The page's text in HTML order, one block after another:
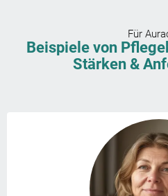
Für
Beispiele von
Stärken &